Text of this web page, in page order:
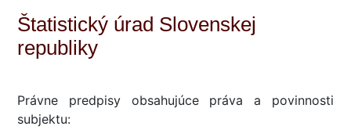
Štatistický úrad Slovenskej
republiky
Právne predpisy obsahujúce práva a povinnosti
subjektu: